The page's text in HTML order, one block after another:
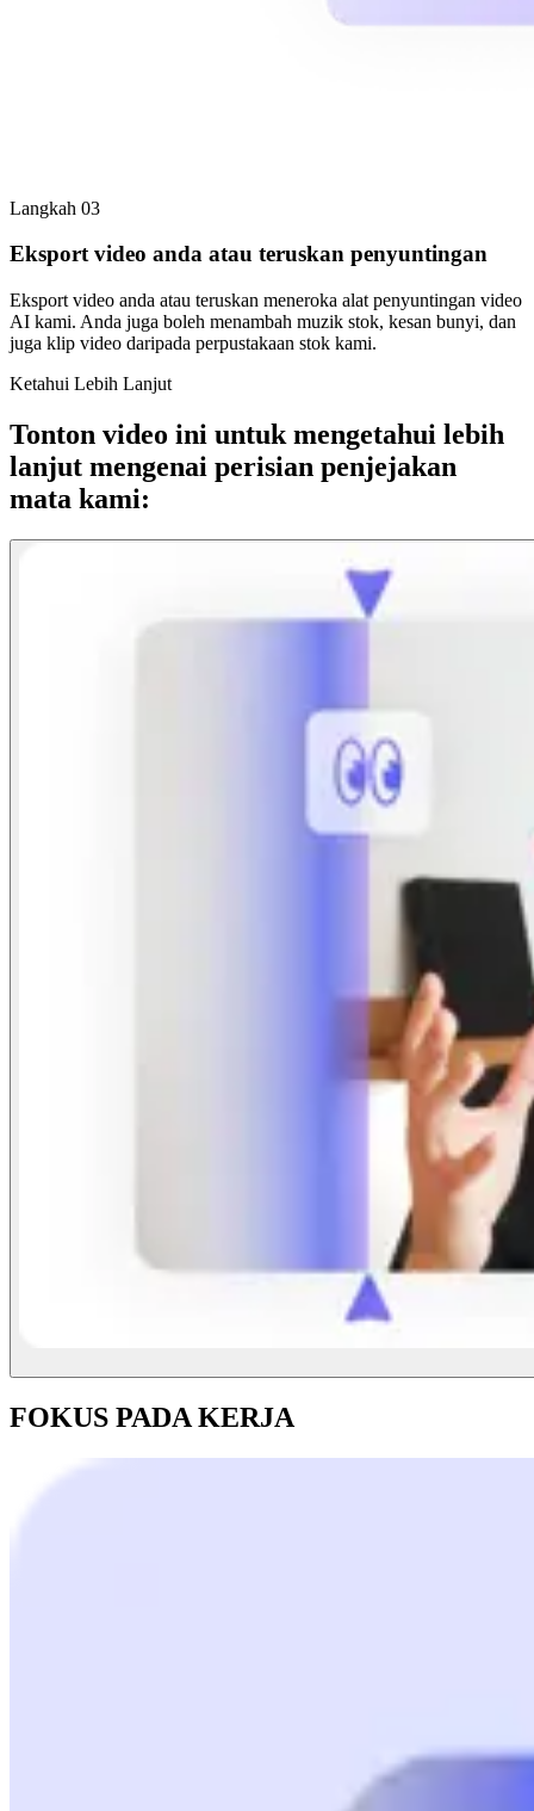
Langkah 03
Eksport video anda atau teruskan penyuntingan
Eksport video anda atau teruskan meneroka alat penyuntingan video
AI kami. Anda juga boleh menambah muzik stok, kesan bunyi, dan
juga klip video daripada perpustakaan stok kami.
Ketahui Lebih Lanjut
Tonton video ini untuk mengetahui lebih
lanjut mengenai perisian penjejakan
mata kami:
FOKUS PADA KERJA